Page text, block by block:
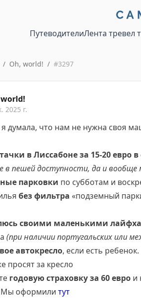
ПутеводителиЛента тревел
/ Oh, world! / #3297
2025 г.
я думала, что нам не нужна своя
в Лиссабоне за 15-20 евро в
в пешей доступности, да и
парковки по субботам и
без фильтра «подземный
своими маленькими
(при наличии португальских или
автокресло, если есть
просят за кресло
годовую страховку за 60 евро и
Мы оформили тут